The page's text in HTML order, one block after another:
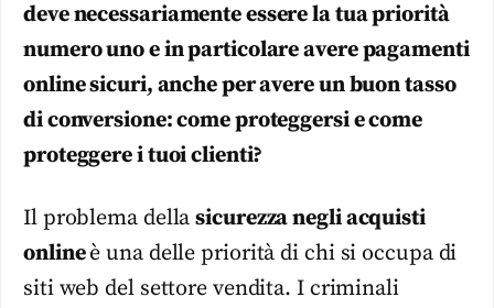
deve necessariamente essere la tua priorità
numero uno e in particolare avere pagamenti
online sicuri, anche per avere un buon tasso
di conversione: come proteggersi e come
proteggere i tuoi clienti?
Il problema dellasicurezza negli acquisti
onlineè una delle priorità di chi si occupa di
siti web del settore vendita. I criminali